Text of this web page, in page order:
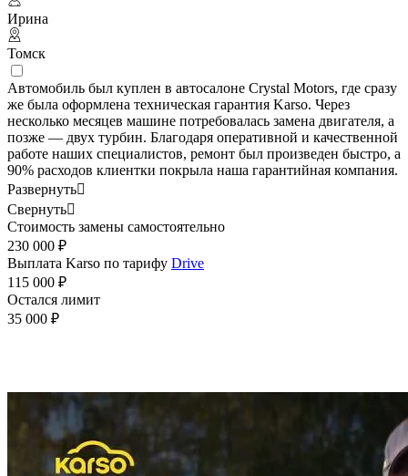
Ирина
Томск
Автомобиль был куплен в автосалоне Crystal Motors, где сразу
же была оформлена техническая гарантия Karso. Через
несколько месяцев машине потребовалась замена двигателя, а
позже — двух турбин. Благодаря оперативной и качественной
работе наших специалистов, ремонт был произведен быстро, а
90% расходов клиентки покрыла наша гарантийная компания.
Развернуть
Свернуть
Стоимость замены самостоятельно
230 000 ₽
Выплата Karso по тарифу Drive
115 000 ₽
Остался лимит
35 000 ₽